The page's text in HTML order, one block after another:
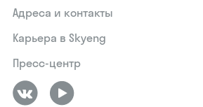
Адреса и контакты
Карьера в Skyeng
Пресс-центр